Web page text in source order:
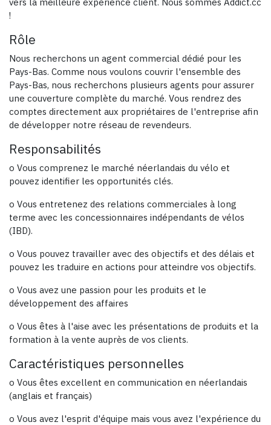
!
Rôle
Nous recherchons un agent commercial dédié pour les
Pays-Bas. Comme nous voulons couvrir l'ensemble des
Pays-Bas, nous recherchons plusieurs agents pour assurer
une couverture complète du marché. Vous rendrez des
comptes directement aux propriétaires de l'entreprise afin
de développer notre réseau de revendeurs.
Responsabilités
o Vous comprenez le marché néerlandais du vélo et
pouvez identifier les opportunités clés.
o Vous entretenez des relations commerciales à long
terme avec les concessionnaires indépendants de vélos
(IBD).
o Vous pouvez travailler avec des objectifs et des délais et
pouvez les traduire en actions pour atteindre vos objectifs.
o Vous avez une passion pour les produits et le
développement des affaires
o Vous êtes à l'aise avec les présentations de produits et la
formation à la vente auprès de vos clients.
Caractéristiques personnelles
o Vous êtes excellent en communication en néerlandais
(anglais et français)
o Vous avez l'esprit d'équipe mais vous avez l'expérience du